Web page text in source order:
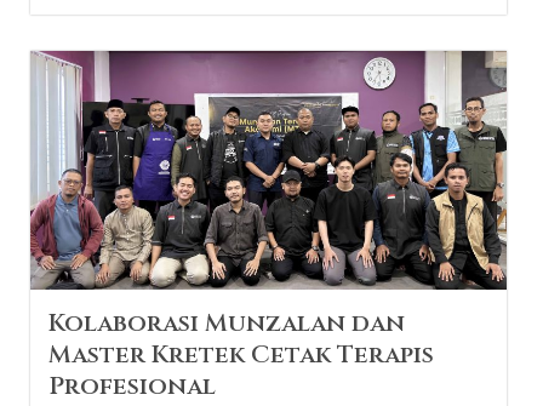
Kolaborasi Munzalan dan
Master Kretek Cetak Terapis
Profesional